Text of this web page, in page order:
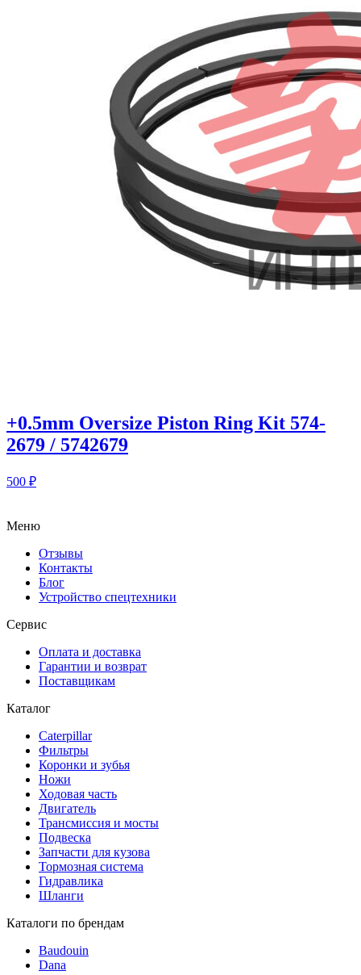
+0.5mm Oversize Piston Ring Kit 574-
2679 / 5742679
500 ₽
Меню
Отзывы
Контакты
Блог
Устройство спецтехники
Сервис
Оплата и доставка
Гарантии и возврат
Поставщикам
Каталог
Caterpillar
Фильтры
Коронки и зубья
Ножи
Ходовая часть
Двигатель
Трансмиссия и мосты
Подвеска
Запчасти для кузова
Тормозная система
Гидравлика
Шланги
Каталоги по брендам
Baudouin
Dana